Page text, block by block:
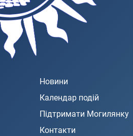
Новини
Календар подій
Підтримати Могилянку
Контакти